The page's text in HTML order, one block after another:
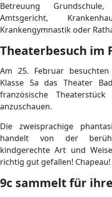
Betreuung
Amtsgericht,
Krankengymnastik oder
Theaterbesuch im
Am 25. Februar
Klasse 5a das Theater
französische
anzuschauen.
Die zweisprachige
handelt von der
kindgerechte Art und
richtig gut gefallen! Chapeau!
9c sammelt für